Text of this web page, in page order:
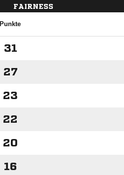
FAIRNESS
Punkte
31
27
23
22
20
16